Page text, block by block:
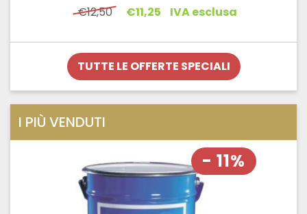
€12,50 Il
era:
€12,50.
€11,25
Il
è:
€11,25.
IVA esclusa
TUTTE LE OFFERTE SPECIALI
I PIÙ VENDUTI
- 11%